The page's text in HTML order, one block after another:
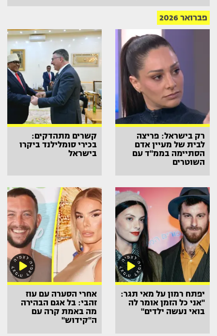
פברואר 2026
רק בישראל: פריצה
לבית של מעיין אדם
הסתיימה בממ"ד עם
השוטרים
קשרים מתהדקים:
בכירי סומלילנד ביקרו
בישראל
יפתח רמון על מאי תגר:
"אני כל הזמן אומר לה
בואי נעשה ילדים"
אחרי הסערה עם עוז
זהבי: בל אגם הבהירה
מה באמת קרה עם
ה"קידוש"